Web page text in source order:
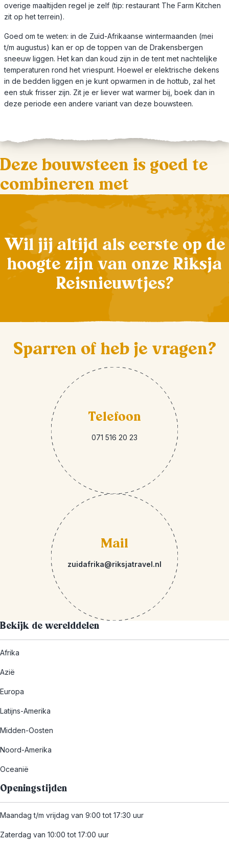
overige maaltijden regel je zelf (tip: restaurant The Farm Kitchen
zit op het terrein).
Goed om te weten: in de Zuid-Afrikaanse wintermaanden (mei
t/m augustus) kan er op de toppen van de Drakensbergen
sneeuw liggen. Het kan dan koud zijn in de tent met nachtelijke
temperaturen rond het vriespunt. Hoewel er elektrische dekens
in de bedden liggen en je kunt opwarmen in de hottub, zal het
een stuk frisser zijn. Zit je er liever wat warmer bij, boek dan in
deze periode een andere variant van deze bouwsteen.
Deze bouwsteen is goed te
combineren met
Wil jij altijd als eerste op de
hoogte zijn van onze Riksja
Reisnieuwtjes?
Sparren of heb je vragen?
Telefoon
071 516 20 23
Mail
zuidafrika@riksjatravel.nl
Bekijk de werelddelen
Afrika
Azië
Europa
Latijns-Amerika
Midden-Oosten
Noord-Amerika
Oceanië
Openingstijden
Maandag t/m vrijdag van 9:00 tot 17:30 uur
Zaterdag van 10:00 tot 17:00 uur